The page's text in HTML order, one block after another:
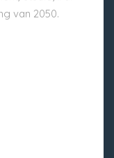
van 2050.